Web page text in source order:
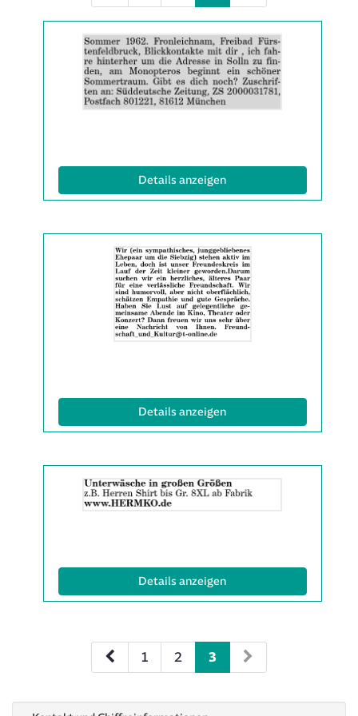
der
Anzeige
2064779
anzeigen
|
Details anzeigen(ID: 2064779)
der
Anzeige
2065287
anzeigen
|
Info:
Details anzeigen(ID: 2065287)
der
Details anzeigen(ID: 2065342)
1 2 3